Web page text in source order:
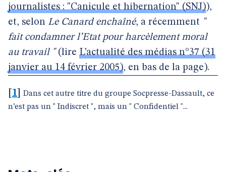
journalistes : "Canicule et hibernation" (SNJ)),
et, selon Le Canard enchaîné, a récemment "
fait condamner l’Etat pour harcèlement moral
au travail "(lire L’actualité des médias n°37 (31
janvier au 14 février 2005), en bas de la page).
1
Dans cet autre titre du groupe Socpresse-Dassault, ce
n’est pas un " Indiscret ", mais un " Confidentiel "...